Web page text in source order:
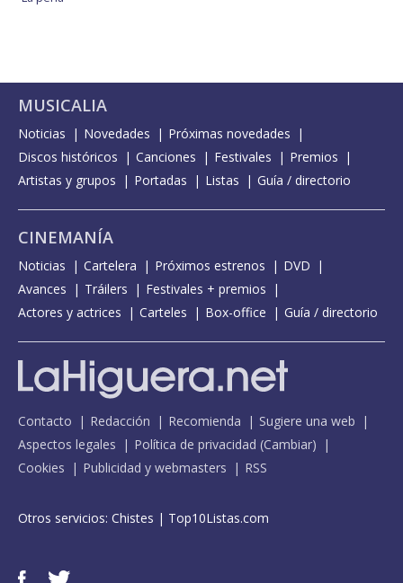
MUSICALIA
Noticias Novedades
Próximas novedades
Discos históricos
Canciones Festivales
Premios
Artistas y grupos
Portadas Listas Guía / directorio
CINEMANÍA
Noticias Cartelera Próximos estrenos
DVD
Avances
Tráilers
Festivales + premios
Actores y actrices
Carteles Box-office Guía / directorio
Contacto Redacción Recomienda
Sugiere una web
Aspectos legales
Política de privacidad (Cambiar)
Cookies
Publicidad y webmasters RSS
Otros servicios: Chistes | Top10Listas.com